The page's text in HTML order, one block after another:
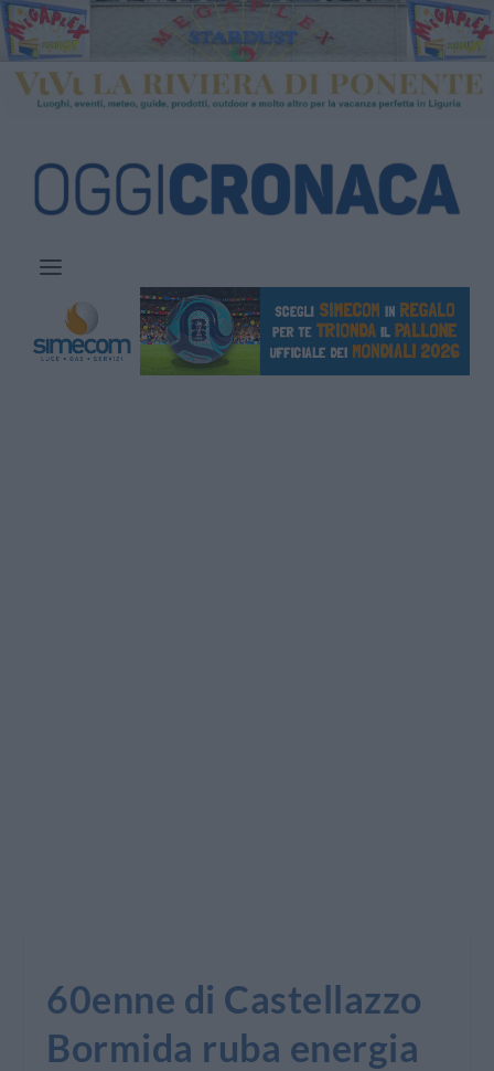
60enne di Castellazzo
Bormida ruba energia